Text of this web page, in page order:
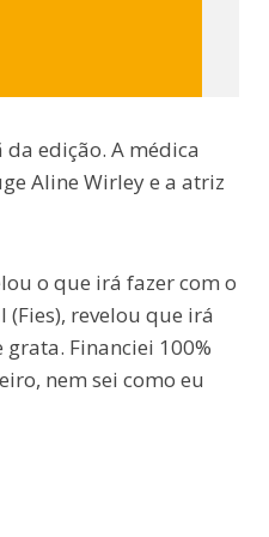
edição. A médica
Aline Wirley e a atriz
o que irá fazer com o
revelou que irá
Financiei 100%
nem sei como eu